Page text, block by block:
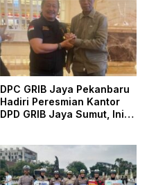
DPC GRIB Jaya Pekanbaru
Hadiri Peresmian Kantor
DPD GRIB Jaya Sumut, Ini